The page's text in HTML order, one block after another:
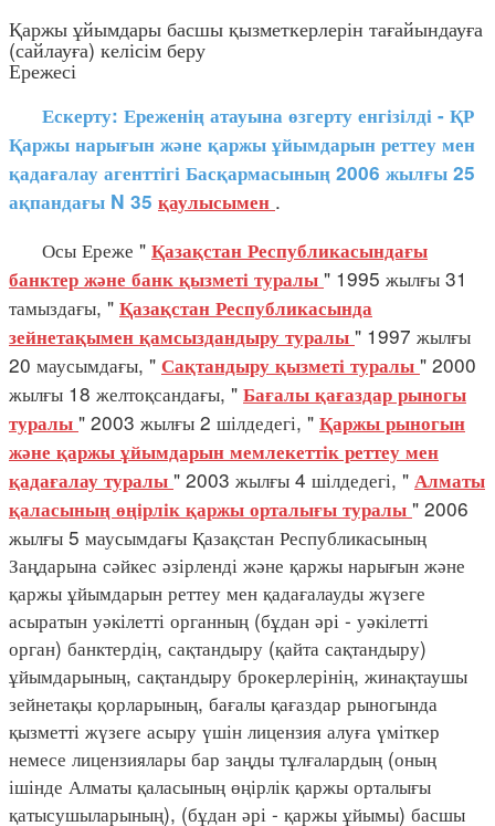
Қаржы ұйымдары басшы қызметкерлерін тағайындауға
(сайлауға) келісім беру
Ережесі
Ескерту: Ереженің атауына өзгерту енгізілді - ҚР
Қаржы нарығын және қаржы ұйымдарын реттеу мен
қадағалау агенттігі Басқармасының 2006 жылғы 25
ақпандағы N 35 қаулысымен .
Осы Ереже " Қазақстан Республикасындағы
банктер және банк қызметі туралы " 1995 жылғы 31
тамыздағы, " Қазақстан Республикасында
зейнетақымен қамсыздандыру туралы " 1997 жылғы
20 маусымдағы, " Сақтандыру қызметі туралы " 2000
жылғы 18 желтоқсандағы, " Бағалы қағаздар рыногы
туралы " 2003 жылғы 2 шілдедегі, " Қаржы рыногын
және қаржы ұйымдарын мемлекеттік реттеу мен
қадағалау туралы " 2003 жылғы 4 шілдедегі, " Алматы
қаласының өңірлік қаржы орталығы туралы " 2006
жылғы 5 маусымдағы Қазақстан Республикасының
Заңдарына сәйкес әзірленді және қаржы нарығын және
қаржы ұйымдарын реттеу мен қадағалауды жүзеге
асыратын уәкілетті органның (бұдан әрі - уәкілетті
орган) банктердің, сақтандыру (қайта сақтандыру)
ұйымдарының, сақтандыру брокерлерінің, жинақтаушы
зейнетақы қорларының, бағалы қағаздар рыногында
қызметті жүзеге асыру үшін лицензия алуға үміткер
немесе лицензиялары бар заңды тұлғалардың (оның
ішінде Алматы қаласының өңірлік қаржы орталығы
қатысушыларының), (бұдан әрі - қаржы ұйымы) басшы